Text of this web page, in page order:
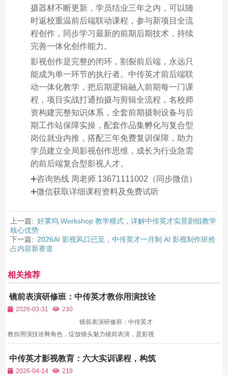
摄器材不断更新，学员结业三年之内，可以随
时返校重温前后端联动课程，参与新项目全流
程创作，同步学习最新的前期后期技术，持续
完善一体化创作能力。
影视创作是完整的闭环，割裂前后端，永远只
能成为单一环节的执行者。中传英才前后端联
动一体化教学，把后期逻辑融入前期每一门课
程，项目实战打通拍摄与剪辑全流程，名校师
资构建完整知识体系，全套前期摄制设备与后
期工作站保障实操，配套作品集孵化与复合型
岗位就业内推，搭配三年免费复训保障，助力
学员建立全局影视创作思维，成长为行业急需
的前后端复合型影视人才。
➕咨询热线 周老师 13671111002（同步微信）
➕微信获取详细课程资料及免费试听
上一篇: 好莱坞 Workshop 教学模式，详解中传英才实景剧组教学
核心优势
下一篇: 2026AI 影视风口已至，中传英才一月制 AI 影视制作班抢
占内容新赛道
相关推荐
镜前表演研修班：中传英才教你用演技诠
释角色，绽放镜头魅力
2026-03-31
230
镜前表演研修班：中传英才
教你用演技诠释角色，绽放镜头魅力镜前表演，是影视
感，让剧本中的人物鲜活起来，打动观众内心。想要成
为一名优秀的影视演员，不仅需要具...
中传英才影视教育：六大实训课程，构筑
影视全流程人才培养高地
2026-04-14
219